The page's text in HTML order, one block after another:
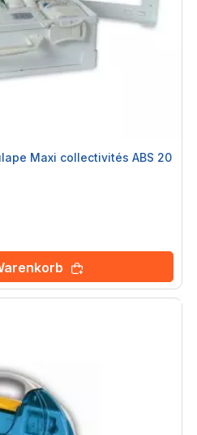
Maxi collectivités ABS 20